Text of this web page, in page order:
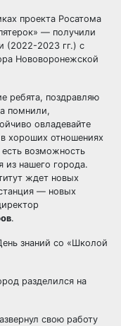
проекта Росатома
— получили
(2022-2023 гг.) с
Нововоронежской
ребята, поздравляю
помнили,
овладевайте
хороших отношениях
возможность
из нашего города.
ждет новых
— новых
.
разделился на
свою работу